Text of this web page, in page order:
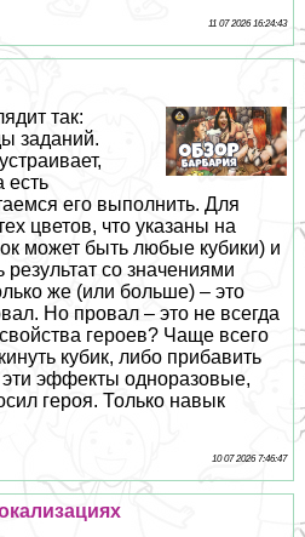
11 07 2026 16:24:43
так:
заданий.
есть
его выполнить. Для
цветов, что указаны на
может быть любые кубики) и
со значениями
же (или больше) – это
Но провал – это не всегда
героев? Чаще всего
кубик, либо прибавить
эти эффекты одноразовые,
героя. Только навык
10 07 2026 7:46:47